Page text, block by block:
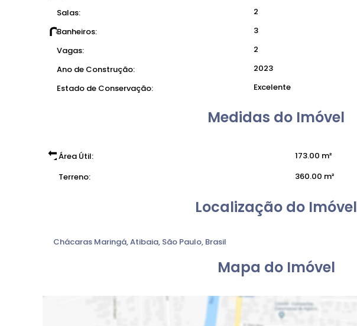
Salas:
2
Banheiros:
3
Vagas:
2
Ano de Construção:
2023
Estado de Conservação:
Excelente
Medidas do Imóvel
Área Útil: 173.00 m²
Terreno:
360.00 m²
Localização do Imóvel
Chácaras Maringá,Atibaia, São Paulo, Brasil
Mapa do Imóvel